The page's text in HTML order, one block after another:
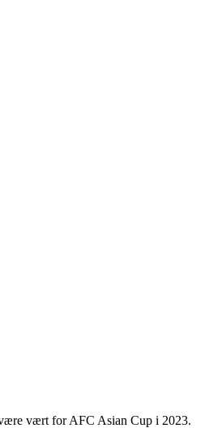
vært for AFC Asian Cup i 2023.